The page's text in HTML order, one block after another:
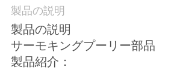
絡
く
だ
製品の説明
製品の説明
サーモキングプーリー部品
製品紹介：